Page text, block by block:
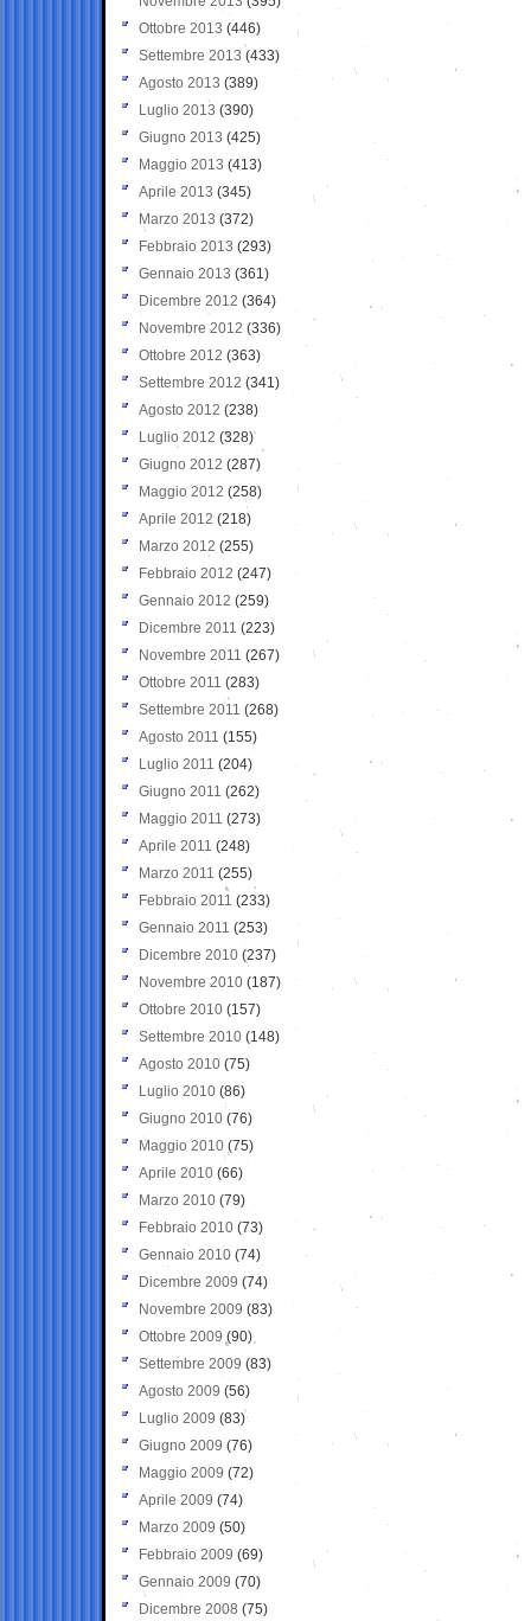
Ottobre 2013 (446)
Settembre 2013 (433)
Agosto 2013 (389)
Luglio 2013 (390)
Giugno 2013 (425)
Maggio 2013 (413)
Aprile 2013 (345)
Marzo 2013 (372)
Febbraio 2013 (293)
Gennaio 2013 (361)
Dicembre 2012 (364)
Novembre 2012 (336)
Ottobre 2012 (363)
Settembre 2012 (341)
Agosto 2012 (238)
Luglio 2012 (328)
Giugno 2012 (287)
Maggio 2012 (258)
Aprile 2012 (218)
Marzo 2012 (255)
Febbraio 2012 (247)
Gennaio 2012 (259)
Dicembre 2011 (223)
Novembre 2011 (267)
Ottobre 2011 (283)
Settembre 2011 (268)
Agosto 2011 (155)
Luglio 2011 (204)
Giugno 2011 (262)
Maggio 2011 (273)
Aprile 2011 (248)
Marzo 2011 (255)
Febbraio 2011 (233)
Gennaio 2011 (253)
Dicembre 2010 (237)
Novembre 2010 (187)
Ottobre 2010 (157)
Settembre 2010 (148)
Agosto 2010 (75)
Luglio 2010 (86)
Giugno 2010 (76)
Maggio 2010 (75)
Aprile 2010 (66)
Marzo 2010 (79)
Febbraio 2010 (73)
Gennaio 2010 (74)
Dicembre 2009 (74)
Novembre 2009 (83)
Ottobre 2009 (90)
Settembre 2009 (83)
Agosto 2009 (56)
Luglio 2009 (83)
Giugno 2009 (76)
Maggio 2009 (72)
Aprile 2009 (74)
Marzo 2009 (50)
Febbraio 2009 (69)
Gennaio 2009 (70)
Dicembre 2008 (75)